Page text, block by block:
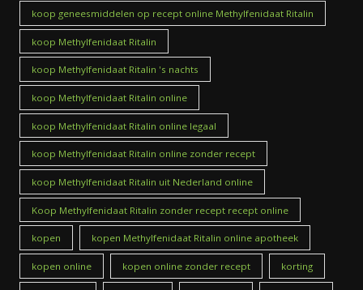
koop geneesmiddelen op recept online Methylfenidaat Ritalin
koop Methylfenidaat Ritalin
koop Methylfenidaat Ritalin 's nachts
koop Methylfenidaat Ritalin online
koop Methylfenidaat Ritalin online legaal
koop Methylfenidaat Ritalin online zonder recept
koop Methylfenidaat Ritalin uit Nederland online
Koop Methylfenidaat Ritalin zonder recept recept online
kopen kopen Methylfenidaat Ritalin online apotheek
kopen online kopen online zonder recept korting